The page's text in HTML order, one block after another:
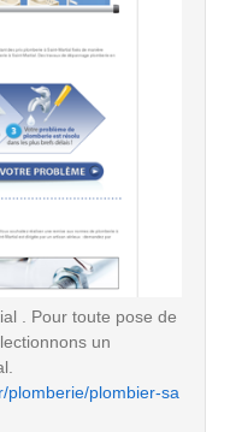
. Pour toute pose de
un
plomberie/plombier-sa